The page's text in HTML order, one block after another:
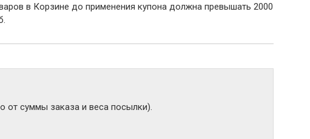
в Корзине до применения купона должна превышать 2000
от суммы заказа и веса посылки).